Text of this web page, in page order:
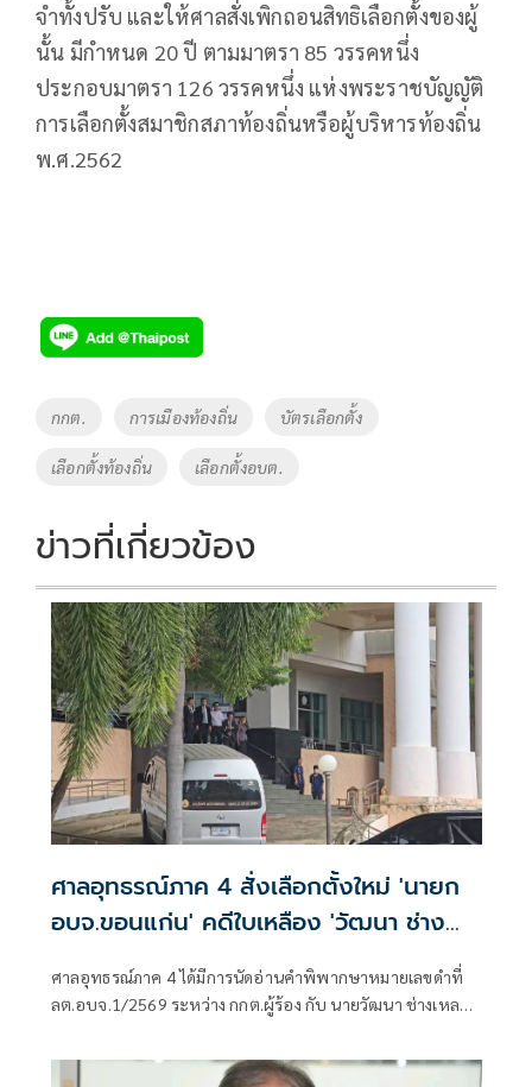
จำทั้งปรับ และให้ศาลสั่งเพิกถอนสิทธิเลือกตั้งของผู้
นั้น มีกำหนด 20 ปี ตามมาตรา 85 วรรคหนึ่ง
ประกอบมาตรา 126 วรรคหนึ่ง แห่งพระราชบัญญัติ
การเลือกตั้งสมาชิกสภาท้องถิ่นหรือผู้บริหารท้องถิ่น
พ.ศ.2562
Tags
กกต. การเมืองท้องถิ่น บัตรเลือกตั้ง
เลือกตั้งท้องถิ่น เลือกตั้งอบต.
ข่าวที่เกี่ยวข้อง
ศาลอุทธรณ์ภาค 4 สั่งเลือกตั้งใหม่ 'นายก
อบจ.ขอนแก่น' คดีใบเหลือง 'วัฒนา ช่าง
ศาลอุทธรณ์ภาค 4 ได้มีการนัดอ่านคำพิพากษาหมายเลขดำที่
ลต.อบจ.1/2569 ระหว่าง กกต.ผู้ร้อง กับ นายวัฒนา ช่างเหลา
บริหารท้องถิ่น (ขอให้มีการเลือกตั้ง นายก อบจ.ใหม่)